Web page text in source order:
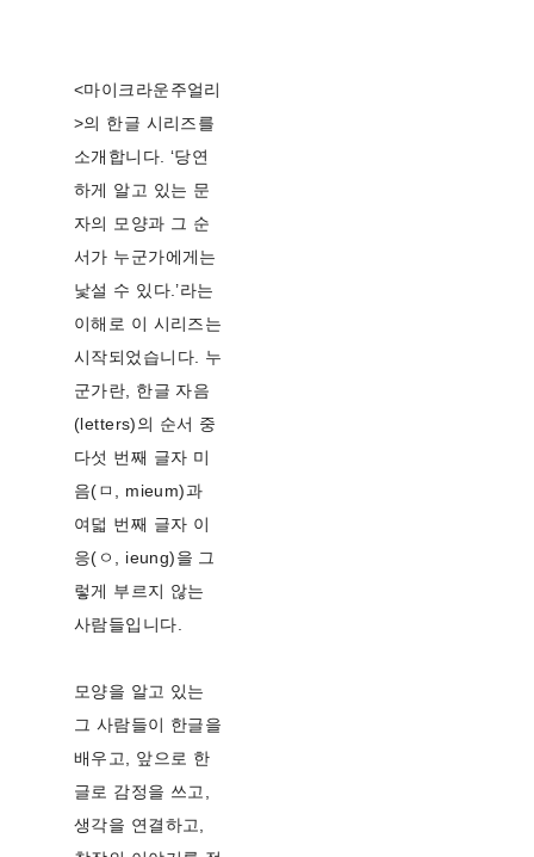
<마이크라운주얼리
>의 한글 시리즈를
소개합니다. ‘당연
하게 알고 있는 문
자의 모양과 그 순
서가 누군가에게는
낯설 수 있다.’라는
이해로 이 시리즈는
시작되었습니다. 누
군가란, 한글 자음
(letters)의 순서 중
다섯 번째 글자 미
음(ㅁ, mieum)과
여덟 번째 글자 이
응(ㅇ, ieung)을 그
렇게 부르지 않는
사람들입니다.
모양을 알고 있는
그 사람들이 한글을
배우고, 앞으로 한
글로 감정을 쓰고,
생각을 연결하고,